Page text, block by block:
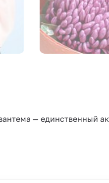
— единственный